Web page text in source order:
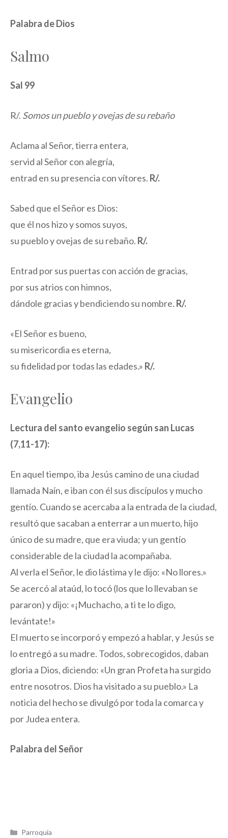
Palabra de Dios
Salmo
Sal 99
R/. Somos un pueblo y ovejas de su rebaño
Aclama al Señor, tierra entera,
servid al Señor con alegría,
entrad en su presencia con vítores. R/.
Sabed que el Señor es Dios:
que él nos hizo y somos suyos,
su pueblo y ovejas de su rebaño. R/.
Entrad por sus puertas con acción de gracias,
por sus atrios con himnos,
dándole gracias y bendiciendo su nombre. R/.
«El Señor es bueno,
su misericordia es eterna,
su fidelidad por todas las edades.» R/.
Evangelio
Lectura del santo evangelio según san Lucas
(7,11-17):
En aquel tiempo, iba Jesús camino de una ciudad
llamada Naín, e iban con él sus discípulos y mucho
gentío. Cuando se acercaba a la entrada de la ciudad,
resultó que sacaban a enterrar a un muerto, hijo
único de su madre, que era viuda; y un gentío
considerable de la ciudad la acompañaba.
Al verla el Señor, le dio lástima y le dijo: «No llores.»
Se acercó al ataúd, lo tocó (los que lo llevaban se
pararon) y dijo: «¡Muchacho, a ti te lo digo,
levántate!»
El muerto se incorporó y empezó a hablar, y Jesús se
lo entregó a su madre. Todos, sobrecogidos, daban
gloria a Dios, diciendo: «Un gran Profeta ha surgido
entre nosotros. Dios ha visitado a su pueblo.» La
noticia del hecho se divulgó por toda la comarca y
por Judea entera.
Palabra del Señor
Categorías
Parroquia